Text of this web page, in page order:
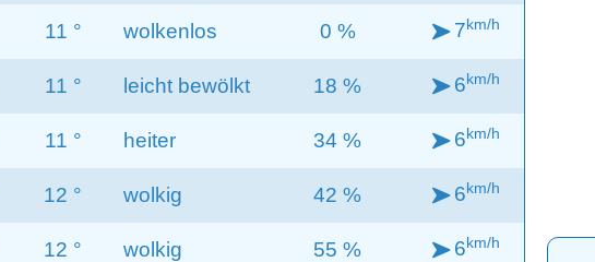
11 ° wolkenlos 0 % 7km/h
11 ° leicht bewölkt 18 % 6km/h
11 ° heiter 34 % 6km/h
12 ° wolkig 42 % 6km/h
12 ° wolkig 55 % 6km/h